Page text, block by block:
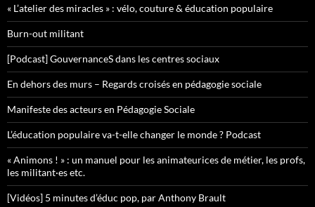
« L’atelier des miracles » : vélo, couture & éducation populaire
Burn-out militant
[Podcast] GouvernanceS dans les centres sociaux
En dehors des murs – Regards croisés en pédagogie sociale
Manifeste des acteurs en Pédagogie Sociale
L’éducation populaire va-t-elle changer le monde ? Podcast
« Animons ! » : un manuel pour les animateurices de métier, les profs,
les militant·es etc.
[Vidéos] 5 minutes d’éduc pop, par Anthony Brault